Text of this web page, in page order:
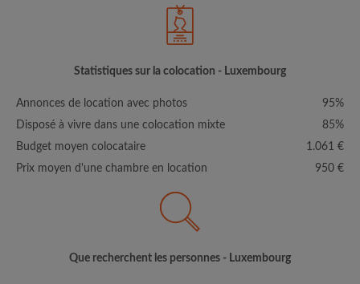
Statistiques sur la colocation - Luxembourg
Annonces de location avec photos
95%
Disposé à vivre dans une colocation mixte
85%
Budget moyen colocataire
1.061 €
Prix moyen d'une chambre en location
950 €
Que recherchent les personnes - Luxembourg